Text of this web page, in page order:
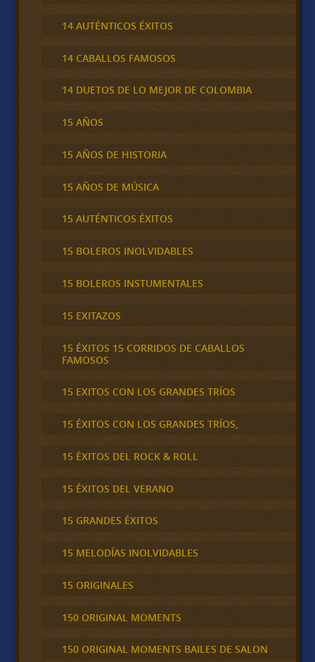
14 AUTÉNTICOS ÉXITOS
14 CABALLOS FAMOSOS
14 DUETOS DE LO MEJOR DE COLOMBIA
15 AÑOS
15 AÑOS DE HISTORIA
15 AÑOS DE MÚSICA
15 AUTÉNTICOS ÉXITOS
15 BOLEROS INOLVIDABLES
15 BOLEROS INSTUMENTALES
15 EXITAZOS
15 ÉXITOS 15 CORRIDOS DE CABALLOS
FAMOSOS
15 EXITOS CON LOS GRANDES TRÍOS
15 ÉXITOS CON LOS GRANDES TRÍOS,
15 ÉXITOS DEL ROCK & ROLL
15 ÉXITOS DEL VERANO
15 GRANDES ÉXITOS
15 MELODÍAS INOLVIDABLES
15 ORIGINALES
150 ORIGINAL MOMENTS
150 ORIGINAL MOMENTS BAILES DE SALON